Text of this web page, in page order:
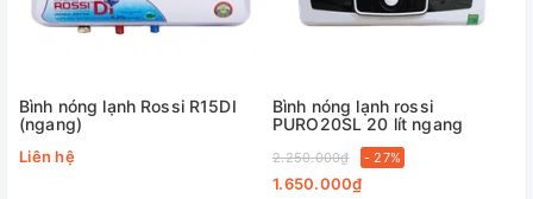
Bình nóng lạnh Rossi R15DI
(ngang)
Liên hệ
Bình nóng lạnh rossi
PURO20SL 20 lít ngang
2.250.000₫ - 27%
1.650.000₫